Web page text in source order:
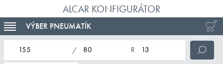
ALCAR KONFIGURÁTOR
TOGGLE NAVIGATION
VÝBER PNEUMATÍK
nominálna šírka pneumatiky
profil pneumatiky
nominálny priemer pneumatiky